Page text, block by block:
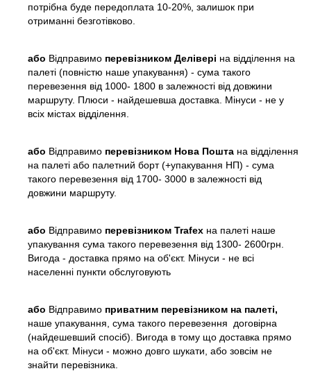
потрібна буде передоплата 10-20%, залишок при
отриманні безготівково.
або Відправимо перевізником Делівері на відділення на
палеті (повністю наше упакування) - сума такого
перевезення від 1000- 1800 в залежності від довжини
маршруту. Плюси - найдешевша доставка. Мінуси - не у
всіх містах відділення.
або Відправимо перевізником Нова Пошта на відділення
на палеті або палетний борт (+упакування НП) - сума
такого перевезення від 1700- 3000 в залежності від
довжини маршруту.
або Відправимо перевізником Trafex на палеті наше
упакування сума такого перевезення від 1300- 2600грн.
Вигода - доставка прямо на об'єкт. Мінуси - не всі
населенні пункти обслуговують
або Відправимо приватним перевізником на палеті,
наше упакування, сума такого перевезення договірна
(найдешевший спосіб). Вигода в тому що доставка прямо
на об'єкт. Мінуси - можно довго шукати, або зовсім не
знайти перевізника.